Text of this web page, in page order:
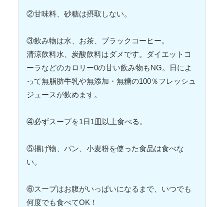
②甘味料、砂糖は摂取しない。
③飲み物は水、お茶、ブラックコーヒー。
清涼飲料水、炭酸飲料はダメです。ダイエットコ
ーラなどのカロリー0の甘い飲み物もNG。日によ
って無脂肪牛乳や無添加・無糖の100％フレッシュ
ジュースが飲めます。
④必ずスープを1日1皿以上食べる。
⑤揚げ物、パン、小麦粉を使った食品は食べな
い。
⑥スープはお腹がいっぱいになるまで、いつでも
何度でも食べてOK！